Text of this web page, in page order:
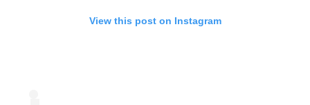
View this post on Instagram